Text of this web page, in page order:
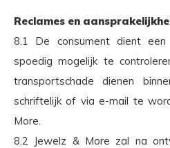
Reclames en
8.1 De consument dient
spoedig mogelijk te
transportschade dienen
schriftelijk of via e-mail te
More.
8.2 Jewelz & More zal na